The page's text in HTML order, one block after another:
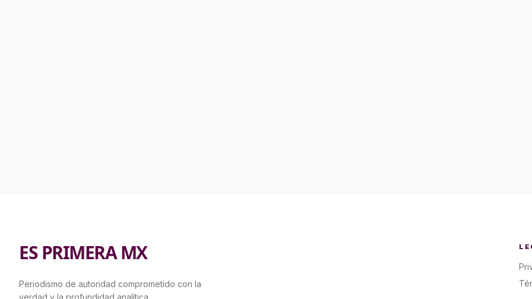
ES PRIMERA MX
Periodismo de autoridad comprometido con la
verdad y la profundidad analítica.